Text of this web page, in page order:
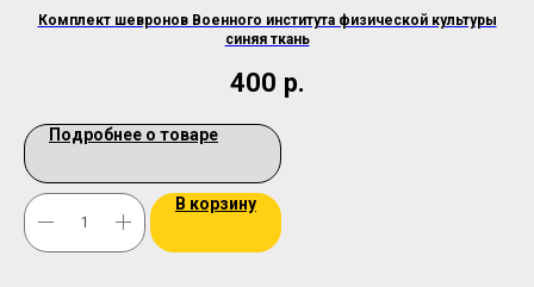
Комплект шевронов Военного института физической культуры
синяя ткань
400 р.
Подробнее о товаре
В корзину